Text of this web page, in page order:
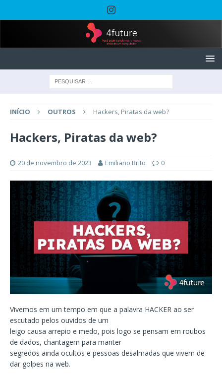
INÍCIO OUTROS Hackers, Piratas da web?
Hackers, Piratas da web?
20 de novembro de 2023 Emiliano Brito 0
Vivemos em um tempo em que a palavra HACKER ao ser
escutado pelos ouvidos de um
leigo causa arrepio e medo, pois logo se pensam em roubos
de dados, chantagem para manter
segredos ainda ocultos e pessoas desalmadas que vivem de
dar golpes na web.